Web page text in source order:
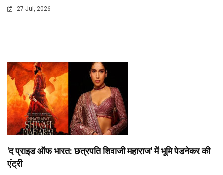
27 Jul, 2026
'द प्राइड ऑफ भारत: छत्रपति शिवाजी महाराज' में भूमि पेडनेकर की
एंट्री